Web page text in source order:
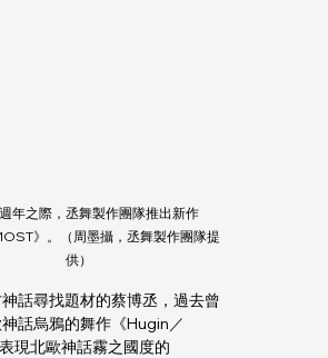
年之際，丞舞製作團隊推出新作
》。（周墨攝，丞舞製作團隊提
供）
話尋找題材的蔡博丞，過去曾
話烏鴉的舞作《Hugin／
現北歐神話霧之國度的